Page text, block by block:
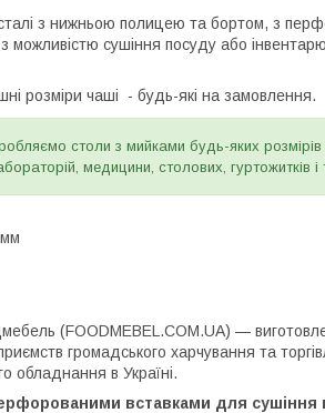
сталі з нижньою полицею та бортом, з
з можливістю сушіння посуду або
розміри чаші - будь-які на замовлення.
столи з мийками будь-яких розмірів
медицини, столових, гуртожитків і
(FOODMEBEL.СOM.UA) —
громадського харчування та
обладнання в Україні.
вставками для